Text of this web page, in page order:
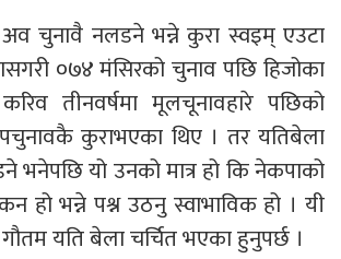
चुनावै नलडने भन्ने कुरा स्वइम् एउटा
०७४ मंसिरको चुनाव पछि हिजोका
तीनवर्षमा मूलचूनावहारे पछिको
कुराभएका थिए । तर यतिबेला
यो उनको मात्र हो कि नेकपाको
हो भन्ने पश्न उठनु स्वाभाविक हो । यी
यति बेला चर्चित भएका हुनुपर्छ ।